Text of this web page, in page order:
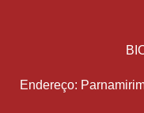
Endereço: